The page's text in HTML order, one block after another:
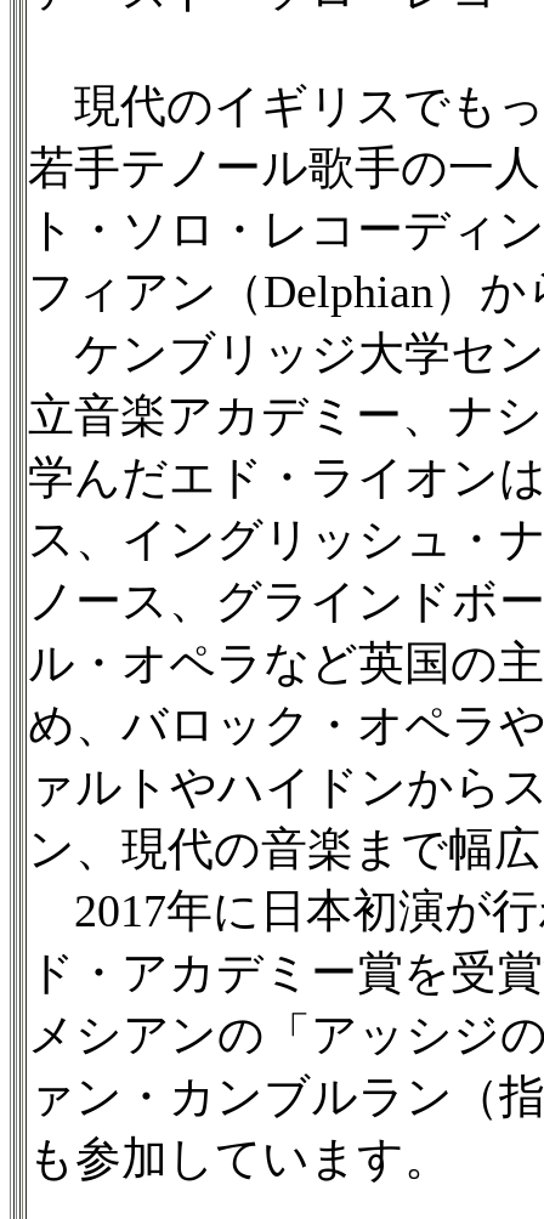
現代のイギリスでも
若手テノール歌手の一
ト・ソロ・レコーディ
フィアン（Delphian）
ケンブリッジ大学セ
立音楽アカデミー、ナ
学んだエド・ライオン
ス、イングリッシュ・
ノース、グラインドボ
ル・オペラなど英国の
め、バロック・オペラ
ァルトやハイドンから
ン、現代の音楽まで幅
2017年に日本初演が
ド・アカデミー賞を受
メシアンの「アッシジ
ァン・カンブルラン（
も参加しています。